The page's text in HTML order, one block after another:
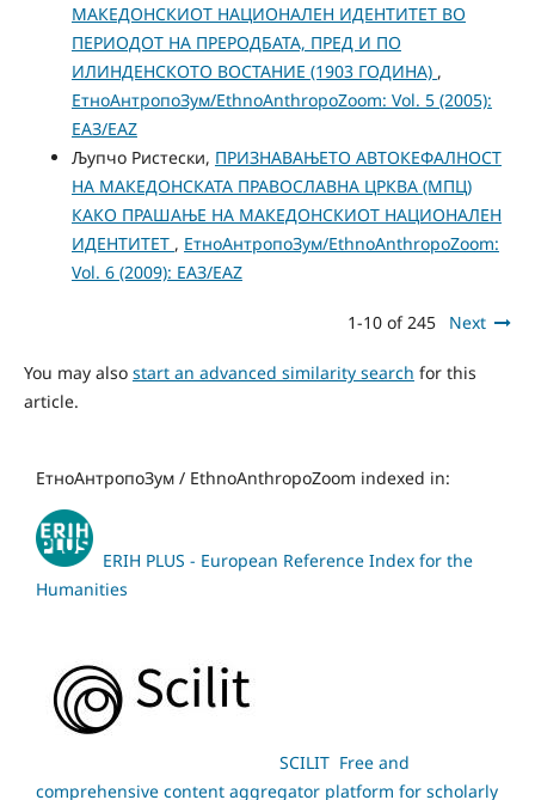
МАКЕДОНСКИОТ НАЦИОНАЛЕН ИДЕНТИТЕТ ВО
ПЕРИОДОТ НА ПРЕРОДБАТА, ПРЕД И ПО
ИЛИНДЕНСКОТО ВОСТАНИЕ (1903 ГОДИНА) ,
ЕтноАнтропоЗум/EthnoAnthropoZoom: Vol. 5 (2005):
ЕАЗ/EAZ
Љупчо Ристески, ПРИЗНАВАЊЕТО АВТОКЕФАЛНОСТ
НА МАКЕДОНСКАТА ПРАВОСЛАВНА ЦРКВА (МПЦ)
КАКО ПРАШАЊЕ НА МАКЕДОНСКИОТ НАЦИОНАЛЕН
ИДЕНТИТЕТ , ЕтноАнтропоЗум/EthnoAnthropoZoom:
Vol. 6 (2009): ЕАЗ/EAZ
1-10 of 245 Next
You may also start an advanced similarity search for this
article.
ЕтноАнтропоЗум / EthnoAnthropoZoom indexed in:
ERIH PLUS - European Reference Index for the
Humanities
SCILIT Free and
comprehensive content aggregator platform for scholarly